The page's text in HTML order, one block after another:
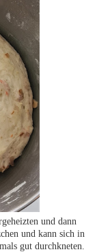
und dann
und kann sich in
gut durchkneten.